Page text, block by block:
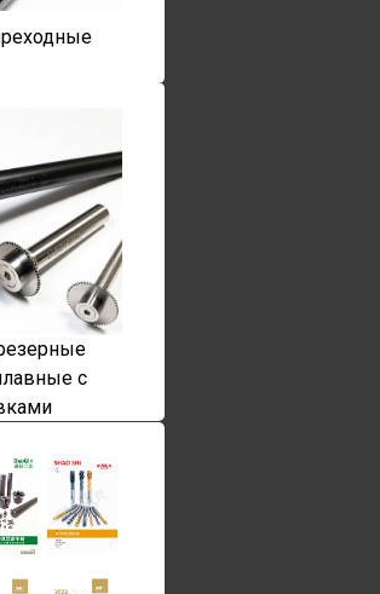
с